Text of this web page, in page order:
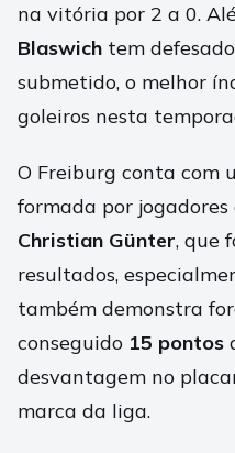
na vitória por 2 a 0.
Blaswich tem defesado
submetido, o melhor
goleiros nesta
O Freiburg conta com
formada por jogadores
Christian Günter, que
resultados,
também demonstra
conseguido 15 pontos
desvantagem no
marca da liga.